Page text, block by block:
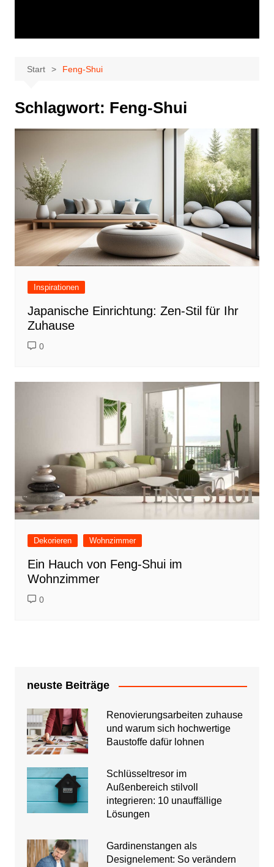
Start Feng-Shui
Schlagwort: Feng-Shui
Inspirationen
Japanische Einrichtung: Zen-Stil für Ihr
Zuhause
0
Dekorieren Wohnzimmer
Ein Hauch von Feng-Shui im
Wohnzimmer
0
neuste Beiträge
Renovierungsarbeiten zuhause
und warum sich hochwertige
Baustoffe dafür lohnen
Schlüsseltresor im
Außenbereich stilvoll
integrieren: 10 unauffällige
Lösungen
Gardinenstangen als
Designelement: So verändern